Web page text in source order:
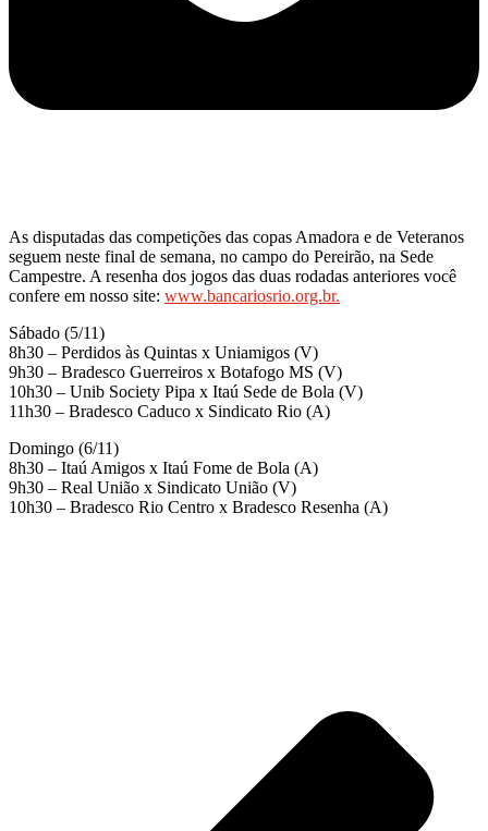
As disputadas das competições das copas Amadora e de Veteranos
seguem neste final de semana, no campo do Pereirão, na Sede
Campestre. A resenha dos jogos das duas rodadas anteriores você
confere em nosso site: www.bancariosrio.org.br.
Sábado (5/11)
8h30 – Perdidos às Quintas x Uniamigos (V)
9h30 – Bradesco Guerreiros x Botafogo MS (V)
10h30 – Unib Society Pipa x Itaú Sede de Bola (V)
11h30 – Bradesco Caduco x Sindicato Rio (A)
Domingo (6/11)
8h30 – Itaú Amigos x Itaú Fome de Bola (A)
9h30 – Real União x Sindicato União (V)
10h30 – Bradesco Rio Centro x Bradesco Resenha (A)